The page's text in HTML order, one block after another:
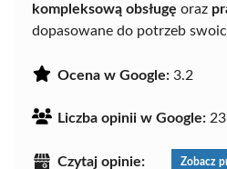
kompleksową obsługę oraz
dopasowane do potrzeb
Ocena w Google: 3.2
Liczba opinii w Google: 23
Czytaj opinie: Zobacz